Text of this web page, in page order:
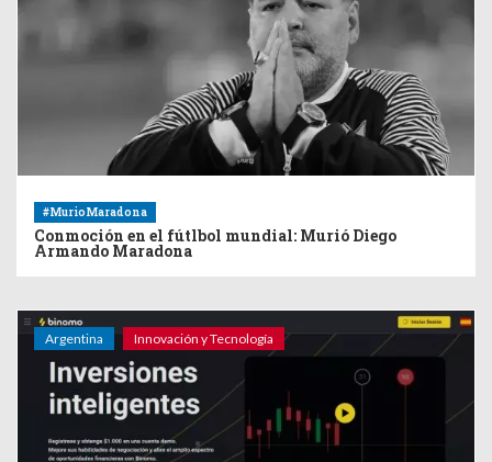
#MurioMaradona
Conmoción en el fútlbol mundial: Murió Diego
Armando Maradona
Argentina Innovación y Tecnología